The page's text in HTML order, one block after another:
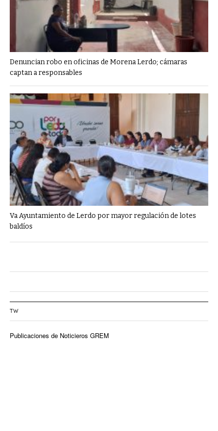
Denuncian robo en oficinas de Morena Lerdo; cámaras
captan a responsables
Va Ayuntamiento de Lerdo por mayor regulación de lotes
baldíos
TW
Publicaciones de Noticieros GREM